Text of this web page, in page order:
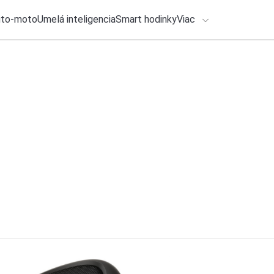
motoUmelá inteligenciaSmart hodinkyViac